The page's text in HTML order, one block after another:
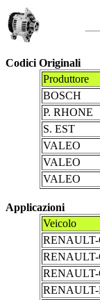
Codici Originali
Produttore
BOSCH
P. RHONE
S. EST
VALEO
VALEO
VALEO
Applicazioni
Veicolo
RENAULT-
RENAULT-